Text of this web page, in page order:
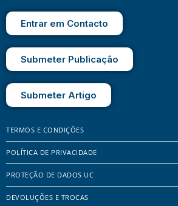
Entrar em Contacto
Submeter Publicação
Submeter Artigo
TERMOS E CONDIÇÕES
POLÍTICA DE PRIVACIDADE
PROTEÇÃO DE DADOS UC
DEVOLUÇÕES E TROCAS